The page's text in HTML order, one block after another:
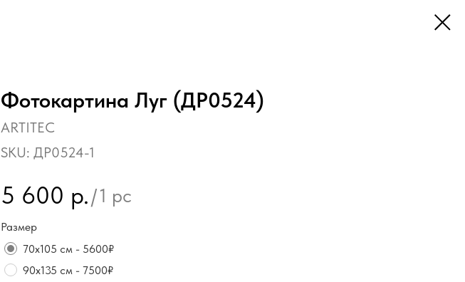
Фотокартина Луг (ДР0524)
ARTITEC
SKU: ДР0524-1
5 600 р./1 pc
Размер
70х105 см - 5600₽
90х135 см - 7500₽